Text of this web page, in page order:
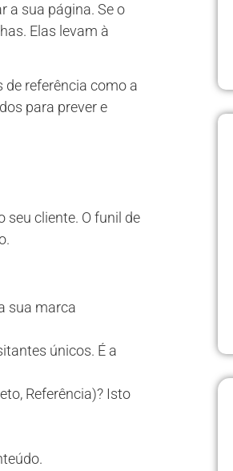
a sua página. Se o
Elas levam à
referência como a
para prever e
cliente. O funil de
sua marca
únicos. É a
Referência)? Isto